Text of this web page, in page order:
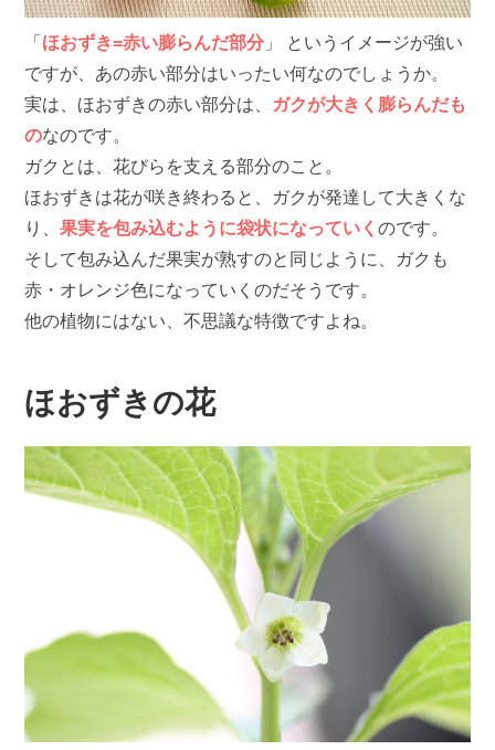
「 ほおずき=赤い膨らんだ部分 」 というイメージが強い
ですが、あの赤い部分はいったい何なのでしょうか。
実は、ほおずきの赤い部分は、 ガクが大きく膨らんだも
のなのです。
ガクとは、花びらを支える部分のこと。
ほおずきは花が咲き終わると、ガクが発達して大きくな
り、果実を包み込むように袋状になっていくのです。
そして包み込んだ​果実が熟すのと同じように、ガクも
赤・オレンジ色になっていくのだそうです。
他の植物にはない、不思議な特徴ですよね。
ほおずきの花